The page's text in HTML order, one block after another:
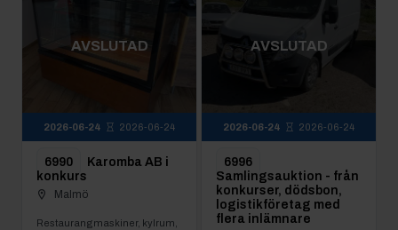
AVSLUTAD
2026-06-24 2026-06-24
6990
Karomba AB i
konkurs
Malmö
Restaurangmaskiner, kylrum,
AVSLUTAD
2026-06-24 2026-06-24
6996
Samlingsauktion - från
konkurser, dödsbon,
logistikföretag med
flera inlämnare